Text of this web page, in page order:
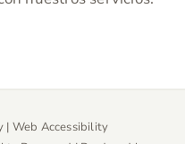
| Web Accessibility